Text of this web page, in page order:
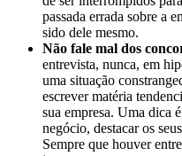
passada errada sobre a
sido dele mesmo.
Não fale mal dos
entrevista, nunca, em
uma situação
escrever matéria
sua empresa. Uma dica
negócio, destacar os
Sempre que houver